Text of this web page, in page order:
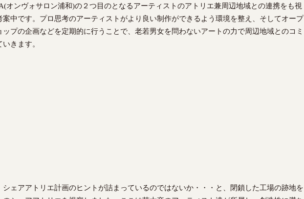
オンヴォサロン浦和)の２つ目のとなるアーティストのアトリエ兼周辺地域との連携をも視
中です。プロ思考のアーティストがより良い制作ができるよう環境を整え、そしてオープ
ップの企画などを定期的に行うことで、老若男女を問わないアートの力で周辺地域とのコミ
きます。
シェアアトリエ計画のヒントが詰まっているのではないか・・・と、閉鎖した工場の跡地を